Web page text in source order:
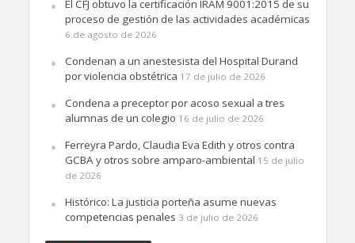
El CFJ obtuvo la certificación IRAM 9001:2015 de su
proceso de gestión de las actividades académicas
6 de agosto de 2026
Condenan a un anestesista del Hospital Durand
por violencia obstétrica 17 de julio de 2026
Condena a preceptor por acoso sexual a tres
alumnas de un colegio 16 de julio de 2026
Ferreyra Pardo, Claudia Eva Edith y otros contra
GCBA y otros sobre amparo-ambiental 15 de julio
de 2026
Histórico: La justicia porteña asume nuevas
competencias penales 3 de julio de 2026